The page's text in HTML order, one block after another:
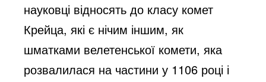
науковці відносять до класу комет
Крейца, які є нічим іншим, як
шматками велетенської комети, яка
розвалилася на частини у 1106 році і